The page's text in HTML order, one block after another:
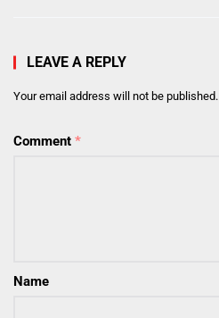
LEAVE A REPLY
Your email address will not be published.
Comment *
Name